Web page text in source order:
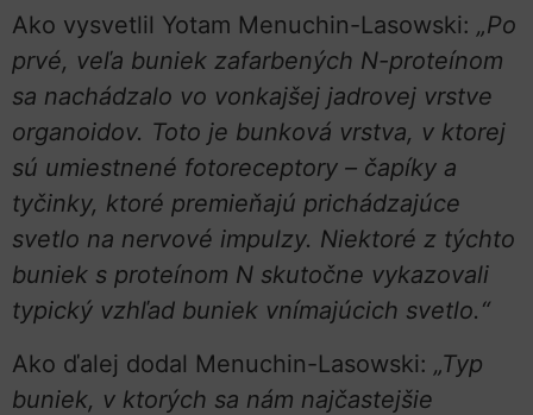
Ako vysvetlil Yotam Menuchin-Lasowski: „Po
prvé, veľa buniek zafarbených N-proteínom
sa nachádzalo vo vonkajšej jadrovej vrstve
organoidov. Toto je bunková vrstva, v ktorej
sú umiestnené fotoreceptory – čapíky a
tyčinky, ktoré premieňajú prichádzajúce
svetlo na nervové impulzy. Niektoré z týchto
buniek s proteínom N skutočne vykazovali
typický vzhľad buniek vnímajúcich svetlo.“
Ako ďalej dodal Menuchin-Lasowski: „Typ
buniek, v ktorých sa nám najčastejšie